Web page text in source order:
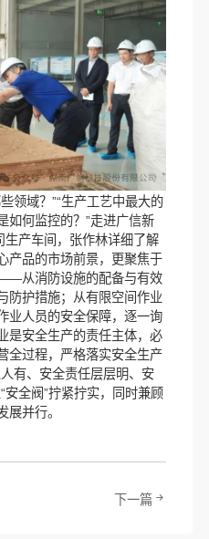
域？”“生产工艺中最大的
如何监控的？”走进广信新
产车间，张作林详细了解
产品的市场前景，更聚焦于
从消防设施的配备与有效
防护措施；从有限空间作业
业人员的安全保障，逐一询
是安全生产的责任主体，必
全过程，严格落实安全生产
有、安全责任层层明、安
安全阀”拧紧拧实，同时兼顾
并行。
下一篇